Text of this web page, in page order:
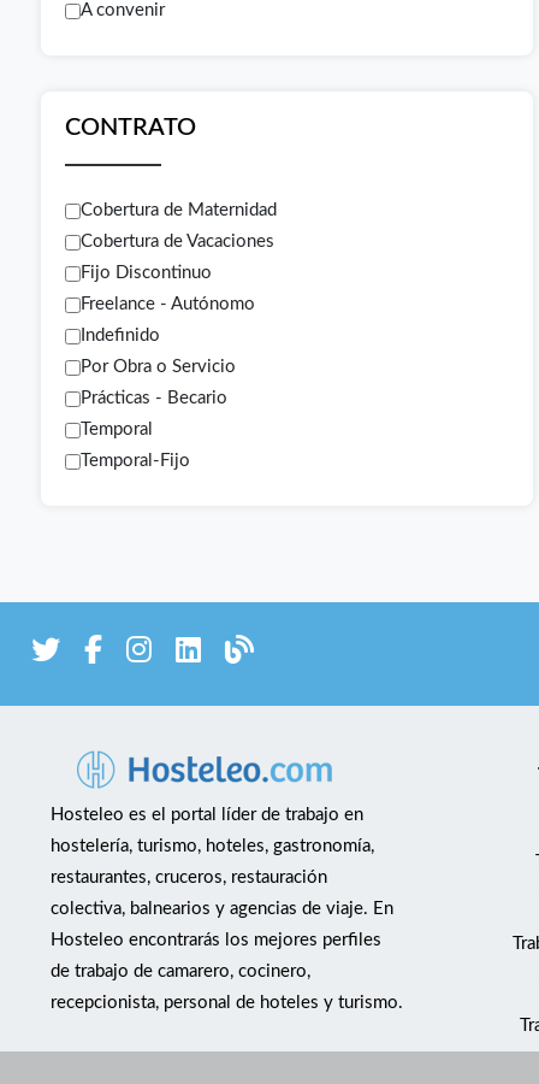
A convenir
CONTRATO
Cobertura de Maternidad
Cobertura de Vacaciones
Fijo Discontinuo
Freelance - Autónomo
Indefinido
Por Obra o Servicio
Prácticas - Becario
Temporal
Temporal-Fijo
Hosteleo es el portal líder de trabajo en
hostelería, turismo, hoteles, gastronomía,
restaurantes, cruceros, restauración
colectiva, balnearios y agencias de viaje. En
Hosteleo encontrarás los mejores perfiles
de trabajo de camarero, cocinero,
recepcionista, personal de hoteles y turismo.